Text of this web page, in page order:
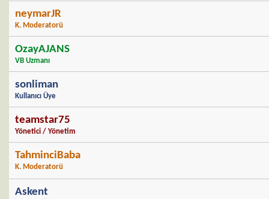
neymarJR
K. Moderatorü
OzayAJANS
VB Uzmanı
sonliman
Kullanıcı Üye
teamstar75
Yönetici / Yönetim
TahminciBaba
K. Moderatorü
Askent